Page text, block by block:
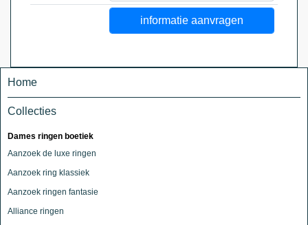
Home
Collecties
Dames ringen boetiek
Aanzoek de luxe ringen
Aanzoek ring klassiek
Aanzoek ringen fantasie
Alliance ringen